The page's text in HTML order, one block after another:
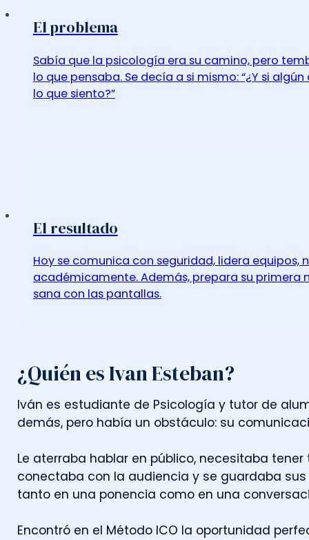
El problema
Sabía que la psicología era su camino, pero
lo que pensaba. Se decía a si mismo: “¿Y si
lo que siento?”
El resultado
Hoy se comunica con seguridad, lidera
académicamente. Además, prepara su primera
sana con las pantallas.
¿Quién es Ivan Esteban?
Iván es estudiante de Psicología y tutor de alu
demás, pero había un obstáculo: su comunicac
Le aterraba hablar en público, necesitaba tener
conectaba con la audiencia y se guardaba sus
tanto en una ponencia como en una conversac
Encontró en el Método ICO la oportunidad perfe